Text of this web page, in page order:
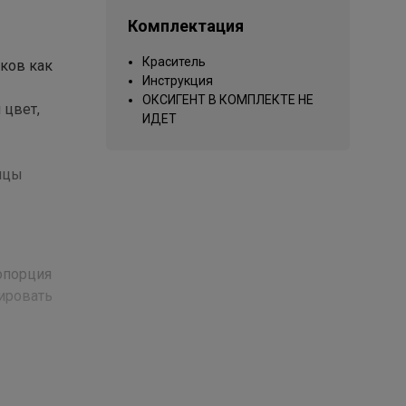
как
Комплектация
Краситель
Инструкция
ОКСИГЕНТ В КОМПЛЕКТЕ НЕ
ИДЕТ